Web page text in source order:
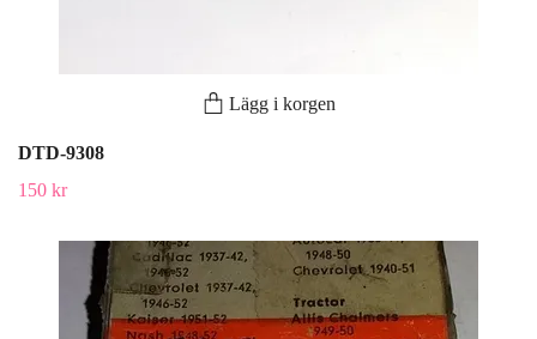
Lägg i korgen
DTD-9308
150 kr